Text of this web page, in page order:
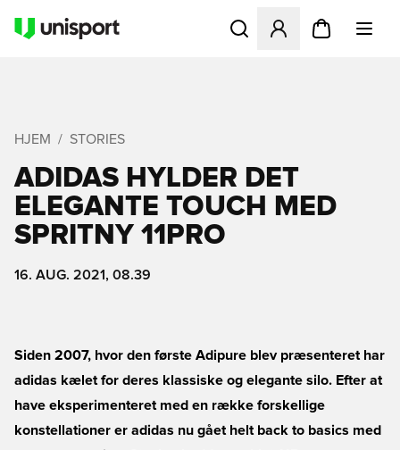
Åbner en Modal til at
HJEM STORIES
ADIDAS HYLDER DET
ELEGANTE TOUCH MED
SPRITNY 11PRO
16. AUG. 2021, 08.39
Siden 2007, hvor den første Adipure blev præsenteret har
adidas kælet for deres klassiske og elegante silo. Efter at
have eksperimenteret med en række forskellige
konstellationer er adidas nu gået helt back to basics med